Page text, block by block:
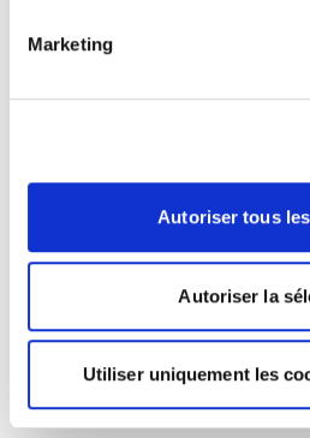
Marketing
Autoriser tous
Autoriser la
Utiliser uniquement les